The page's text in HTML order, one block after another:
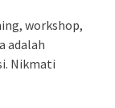
workshop,
adalah
Nikmati